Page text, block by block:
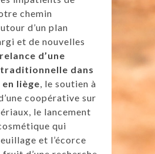
chemin
d’un plan
et de nouvelles
d’une
dans
liège , le soutien à
coopérative sur
le lancement
qui
et l’écorce